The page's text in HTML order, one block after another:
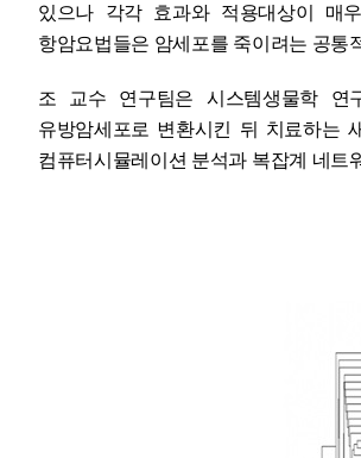
있으나 각각 효과와 적용대상이 매
항암요법들은 암세포를 죽이려는 공통
조 교수 연구팀은 시스템생물학 연
유방암세포로 변환시킨 뒤 치료하는
컴퓨터시뮬레이션 분석과 복잡계 네트